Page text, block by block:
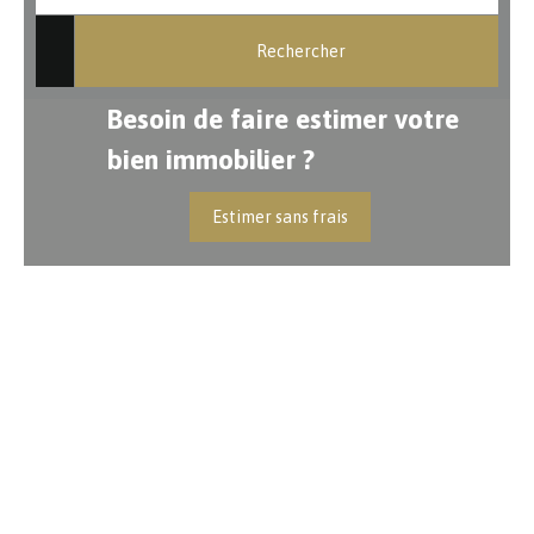
Rechercher
Besoin de faire estimer votre
bien immobilier ?
Estimer sans frais